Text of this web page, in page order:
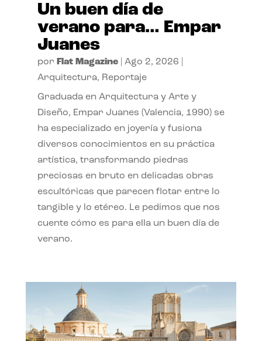
Un buen día de
verano para… Empar
Juanes
por Flat Magazine| Ago 2, 2026
Arquitectura, Reportaje
Graduada en Arquitectura y Arte y
Diseño, Empar Juanes (Valencia, 1990) se
ha especializado en joyería y fusiona
diversos conocimientos en su práctica
artística, transformando piedras
preciosas en bruto en delicadas obras
escultóricas que parecen flotar entre lo
tangible y lo etéreo. Le pedimos que nos
cuente cómo es para ella un buen día de
verano.